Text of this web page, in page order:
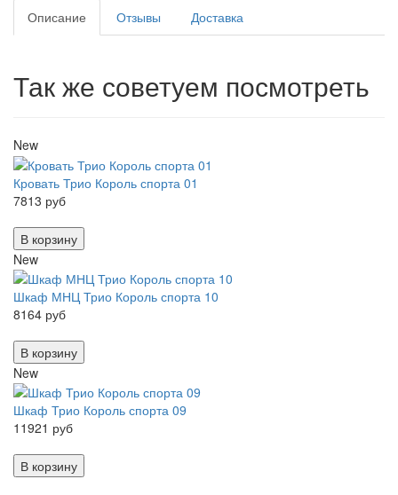
Описание
Отзывы Доставка
Так же советуем посмотреть
New
Кровать Трио Король спорта 01
7813 руб
В корзину
New
Шкаф МНЦ Трио Король спорта 10
8164 руб
В корзину
New
Шкаф Трио Король спорта 09
11921 руб
В корзину